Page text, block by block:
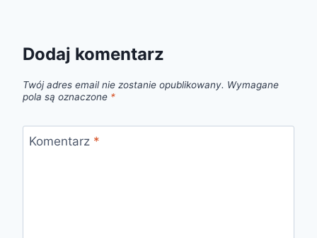
Dodaj komentarz
Twój adres email nie zostanie opublikowany. Wymagane
pola są oznaczone *
Komentarz *